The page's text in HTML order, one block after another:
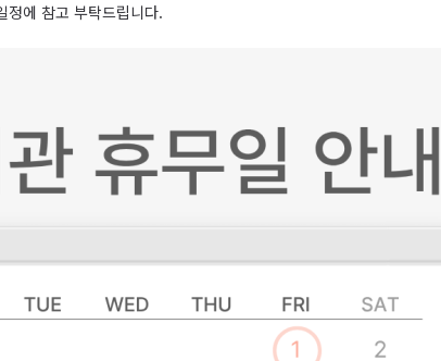
정에 참고 부탁드립니다.